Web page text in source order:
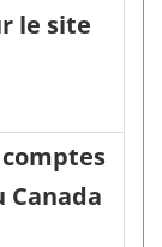
le site